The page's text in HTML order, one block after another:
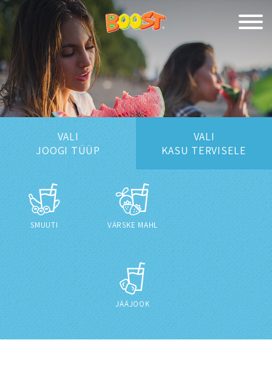
VALI
JOOGI TÜÜP
VALI
KASU TERVISELE
SMUUTI VÄRSKE MAHL
JÄÄJOOK